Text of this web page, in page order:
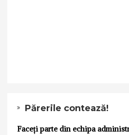
Părerile contează!
Faceți parte din echipa